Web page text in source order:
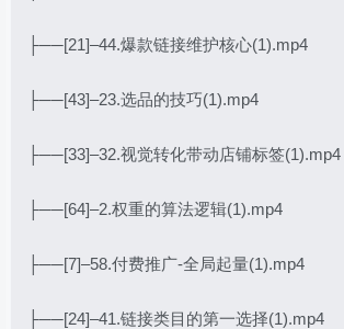
├──[21]–44.爆款链接维护核心(1).mp4
├──[43]–23.选品的技巧(1).mp4
├──[33]–32.视觉转化带动店铺标签(1).mp4
├──[64]–2.权重的算法逻辑(1).mp4
├──[7]–58.付费推广-全局起量(1).mp4
├──[24]–41.链接类目的第一选择(1).mp4